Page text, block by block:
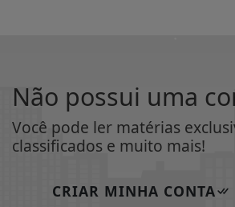
Não possui uma
Você pode ler matérias
classificados e muito mais!
CRIAR MINHA CONTA